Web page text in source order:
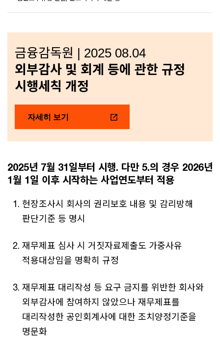
금융감독원 | 2025 08.04
외부감사 및 회계 등에 관한 규정
시행세칙 개정
자세히 보기
2025년 7월 31일부터 시행. 다만 5.의 경우 2026년
1월 1일 이후 시작하는 사업연도부터 적용
현장조사시 회사의 권리보호 내용 및 감리방해
판단기준 등 명시
재무제표 심사 시 거짓자료제출도 가중사유
적용대상임을 명확히 규정
재무제표 대리작성 등 요구 금지를 위반한 회사와
외부감사에 참여하지 않았으나 재무제표를
대리작성한 공인회계사에 대한 조치양정기준을
명문화